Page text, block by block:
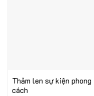
Thảm len sự kiện phong
cách